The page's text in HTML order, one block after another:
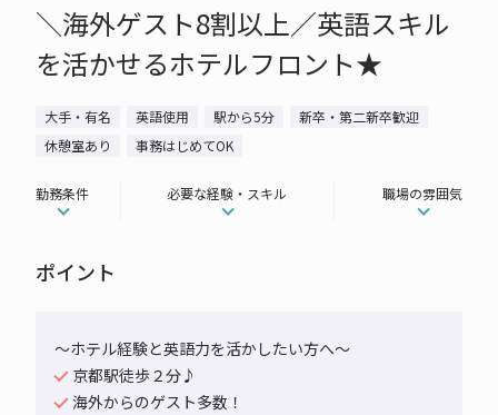
＼海外ゲスト8割以上／英語スキル
を活かせるホテルフロント★
大手・有名 英語使用 駅から5分
新卒・第二新卒歓迎
休憩室あり
事務はじめてOK
勤務条件 必要な経験・スキル 職場の雰囲気
ポイント
～ホテル経験と英語力を活かしたい方へ～
京都駅徒歩２分♪
海外からのゲスト多数！